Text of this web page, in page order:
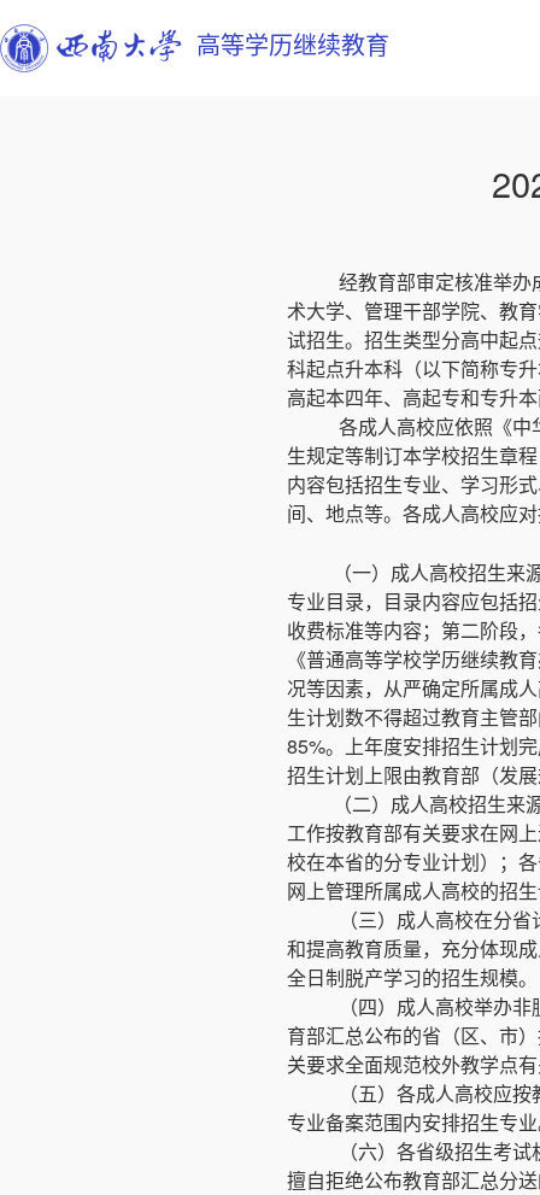
高等学历继续教育
经教育部审定核准举
术大学、管理干部学院、教
试招生。招生类型分高中起
科起点升本科（以下简称专
高起本四年、高起专和专升
各成人高校应依照《
生规定等制订本学校招生章
内容包括招生专业、学习形
间、地点等。各成人高校应
（一）成人高校招生
专业目录，目录内容应包括
收费标准等内容；第二阶段
《普通高等学校学历继续教
况等因素，从严确定所属成
生计划数不得超过教育主管
85%。上年度安排招生计划
招生计划上限由教育部（发
（二）成人高校招生
工作按教育部有关要求在网
校在本省的分专业计划）；
网上管理所属成人高校的招
（三）成人高校在分
和提高教育质量，充分体现
全日制脱产学习的招生规模。
（四）成人高校举办
育部汇总公布的省（区、市
关要求全面规范校外教学点
（五）各成人高校应
专业备案范围内安排招生专
（六）各省级招生考
擅自拒绝公布教育部汇总分